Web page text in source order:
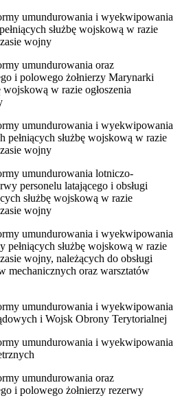
umundurowania i wyekwipowania
służbę wojskową w razie
wojny
umundurowania oraz
i polowego żołnierzy Marynarki
wojskową w razie ogłoszenia
umundurowania i wyekwipowania
pełniących służbę wojskową w razie
wojny
umundurowania lotniczo-
personelu latającego i obsługi
służbę wojskową w razie
wojny
umundurowania i wyekwipowania
pełniących służbę wojskową w razie
wojny, należących do obsługi
mechanicznych oraz warsztatów
umundurowania i wyekwipowania
i Wojsk Obrony Terytorialnej
umundurowania i wyekwipowania
umundurowania oraz
i polowego żołnierzy rezerwy